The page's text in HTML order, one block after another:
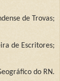
de Trovas;
de Escritores;
do RN.